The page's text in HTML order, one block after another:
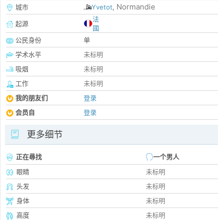
城市
Yvetot, Normandie
起源
法
國
公民身份
单
学术水平
未标明
吸烟
未标明
工作
未标明
我的朋友们
登录
会员自
登录
更多细节
正在尋找
一个男人
眼睛
未标明
头发
未标明
身体
未标明
高度
未标明